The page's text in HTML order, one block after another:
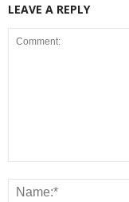
LEAVE A REPLY